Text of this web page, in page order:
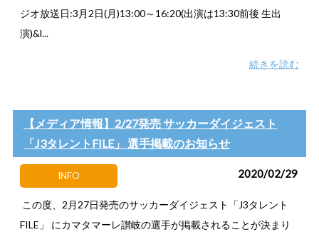
ジオ放送日:3月2日(月)13:00～16:20(出演は13:30前後 生出
演)&l...
続きを読む
【メディア情報】2/27発売 サッカーダイジェスト
「J3タレントFILE」 選手掲載のお知らせ
INFO 2020/02/29
この度、2月27日発売のサッカーダイジェスト「J3タレント
FILE」 にカマタマーレ讃岐の選手が掲載されることが決まり